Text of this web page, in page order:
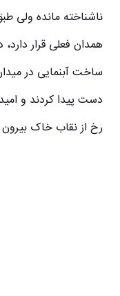
ناشناخته مانده ولی
همدان فعلی قرار
ساخت آبنمایی در
دست پیدا کردند و
رخ از نقاب خاک